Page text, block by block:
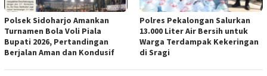
Polsek Sidoharjo Amankan
Turnamen Bola Voli Piala
Bupati 2026, Pertandingan
Berjalan Aman dan Kondusif
Polres Pekalongan Salurkan
13.000 Liter Air Bersih untuk
Warga Terdampak Kekeringan
di Sragi